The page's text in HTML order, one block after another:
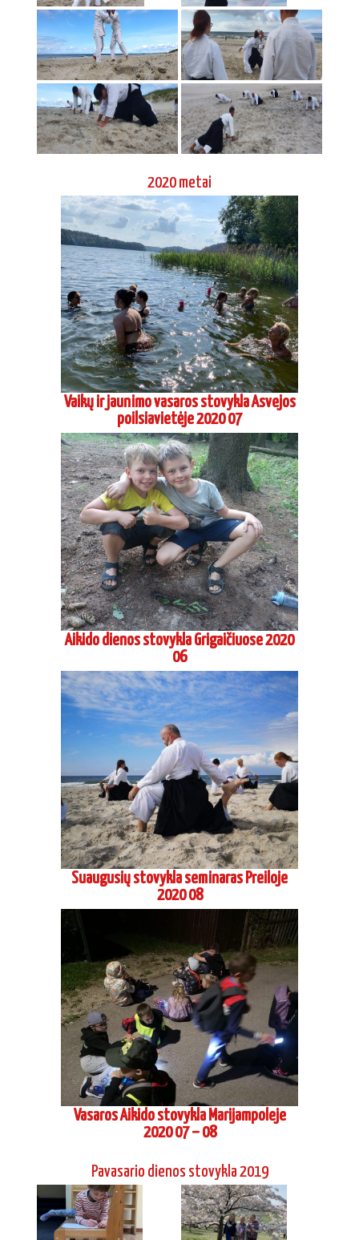
Vaikų ir jaunimo vasaros stovykla Asvejos
poilsiavietėje 2020 07
Aikido dienos stovykla Grigaičiuose 2020
06
Suaugusių stovykla seminaras Preiloje
2020 08
Vasaros Aikido stovykla Marijampoleje
2020 07 – 08
Pavasario dienos stovykla 2019